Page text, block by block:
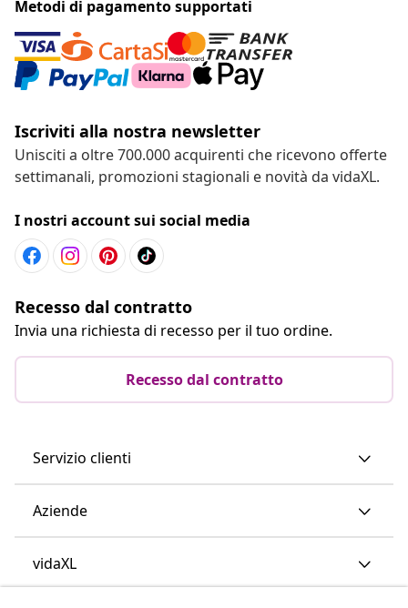
Metodi di pagamento supportati
Iscriviti alla nostra newsletter
Unisciti a oltre 700.000 acquirenti che ricevono offerte
settimanali, promozioni stagionali e novità da vidaXL.
I nostri account sui social media
Recesso dal contratto
Invia una richiesta di recesso per il tuo ordine.
Recesso dal contratto
Servizio clienti
Aziende
vidaXL